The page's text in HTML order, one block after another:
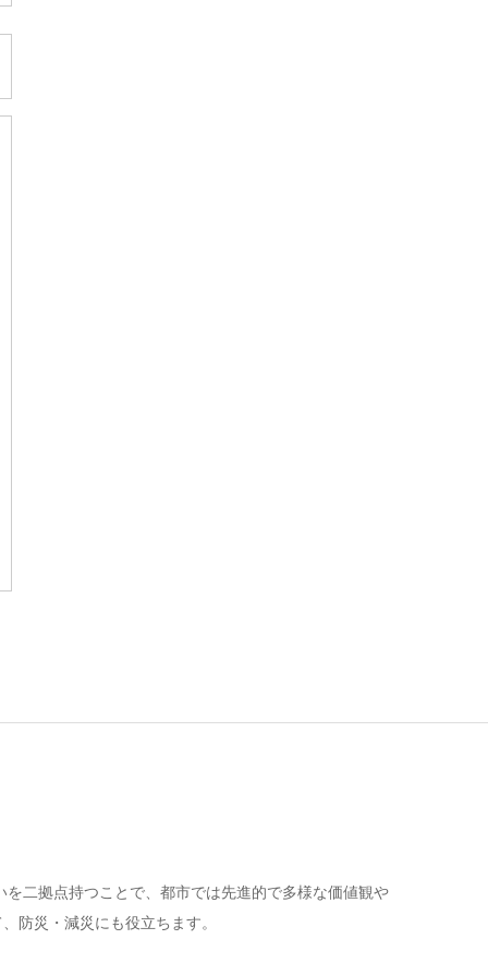
二拠点持つことで、都市では先進的で多様な価値観や
防災・減災にも役立ちます。